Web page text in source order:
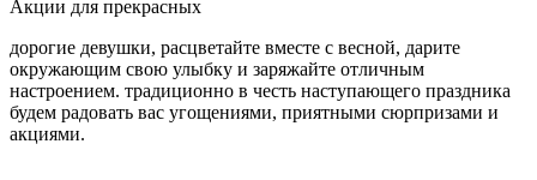
Акции для прекрасных
дорогие девушки, расцветайте вместе с весной, дарите
окружающим свою улыбку и заряжайте отличным
настроением. традиционно в честь наступающего праздника
будем радовать вас угощениями, приятными сюрпризами и
акциями.